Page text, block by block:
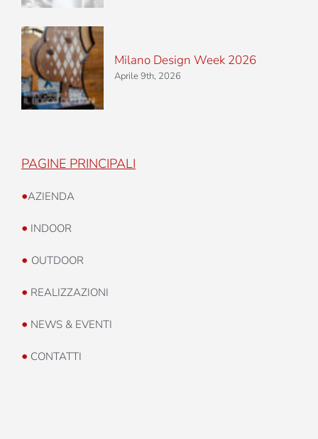
Milano Design Week 2026
Aprile 9th, 2026
PAGINE PRINCIPALI
•AZIENDA
• INDOOR
• OUTDOOR
• REALIZZAZIONI
• NEWS & EVENTI
• CONTATTI